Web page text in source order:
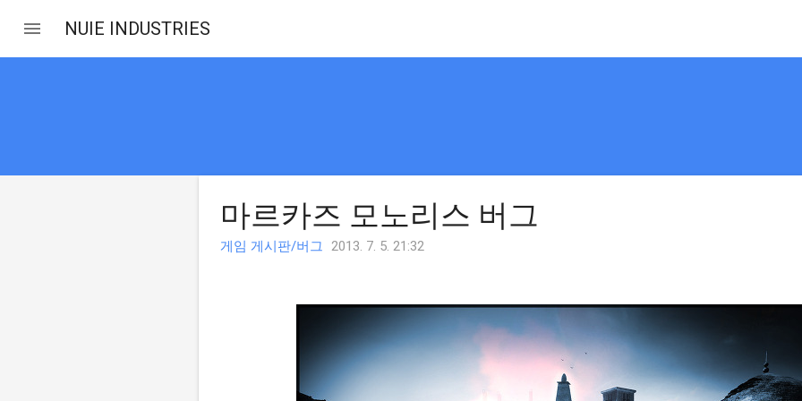
NUIE INDUSTRIES
마르카즈 모노리스 버그
게임 게시판/버그 2013. 7. 5. 21:32